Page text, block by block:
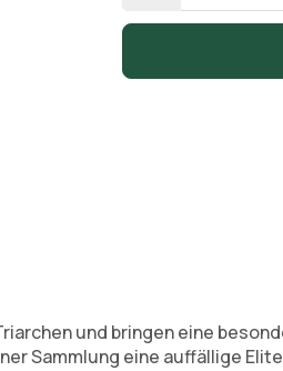
und bringen eine
Sammlung eine auffällige